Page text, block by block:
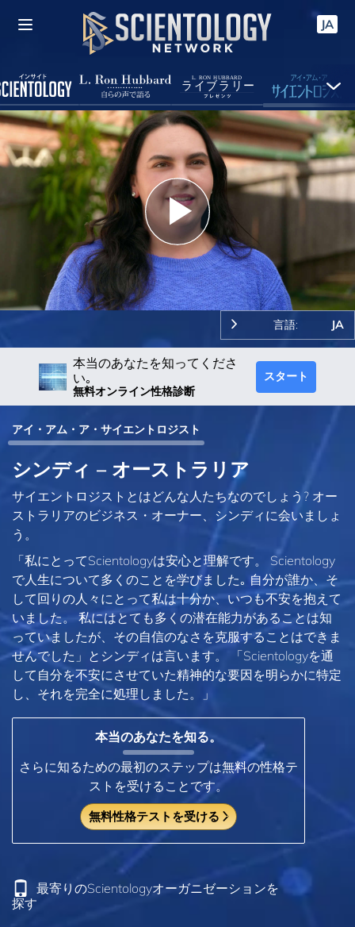
JA
Play
Video
言語: JA
本当のあなたを知ってくださ
い｡
無料オンライン性格診断
スタート
アイ・アム・ア・サイエントロジスト
シンディ – オーストラリア
サイエントロジストとはどんな人たちなのでしょう? オー
ストラリアのビジネス・オーナー、シンディに会いましょ
う。
「私にとってScientologyは安心と理解です。 Scientology
で人生について多くのことを学びました｡ 自分が誰か、そ
して回りの人々にとって私は十分か、いつも不安を抱えて
いました。 私にはとても多くの潜在能力があることは知
っていましたが、その自信のなさを克服することはできま
せんでした」とシンディは言います。 「Scientologyを通
して自分を不安にさせていた精神的な要因を明らかに特定
し、それを完全に処理しました。」
本当のあなたを知る。
さらに知るための最初のステップは無料の性格テ
ストを受けることです。
無料性格テストを受ける
最寄りのScientologyオーガニゼーションを
探す